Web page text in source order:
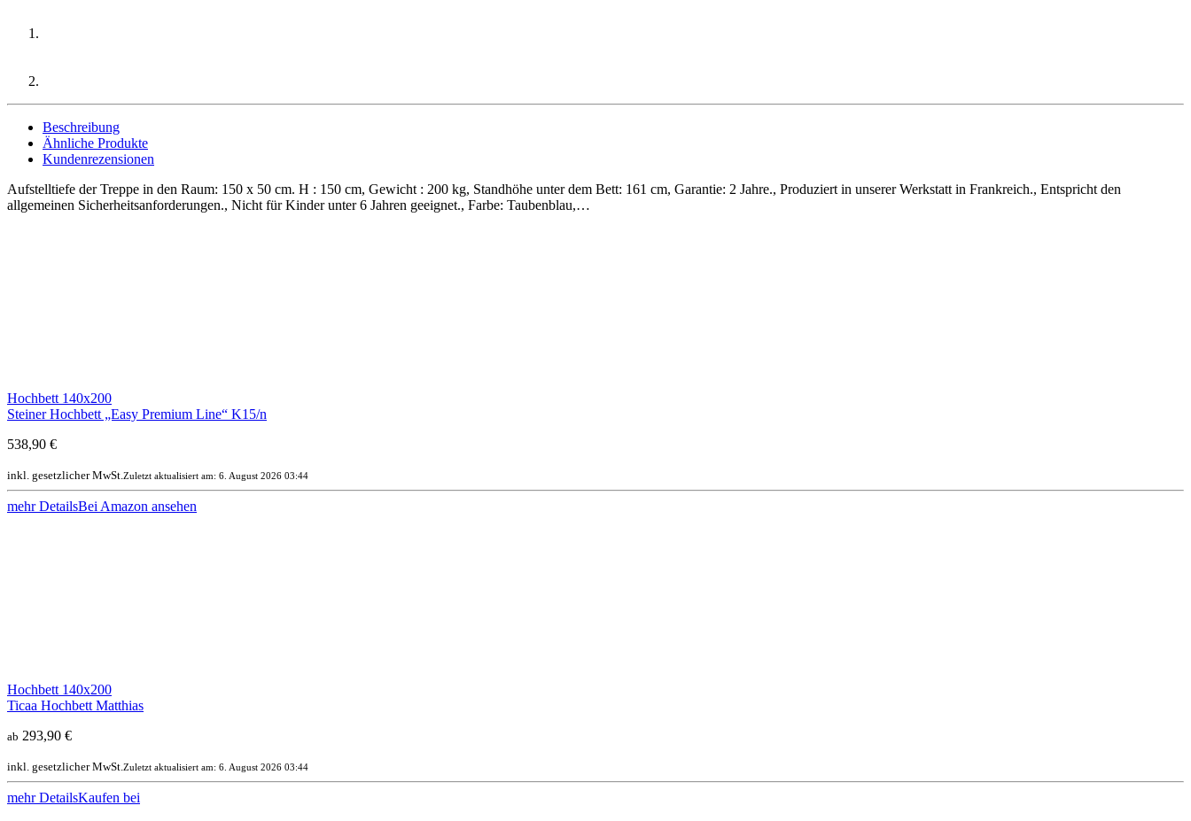
Beschreibung
Ähnliche Produkte
Kundenrezensionen
Aufstelltiefe der Treppe in den Raum: 150 x 50 cm. H : 150 cm, Gewicht : 200 kg, Standhöhe unter dem Bett: 161 cm, Garantie: 2 Jahre., Produziert in unserer Werkstatt in Frankreich., Entspricht den
allgemeinen Sicherheitsanforderungen., Nicht für Kinder unter 6 Jahren geeignet., Farbe: Taubenblau,…
Hochbett 140x200
Steiner Hochbett „Easy Premium Line“ K15/n
538,90 €
inkl. gesetzlicher MwSt. Zuletzt aktualisiert am: 6. August 2026 03:44
mehr DetailsBei Amazon ansehen
Hochbett 140x200
Ticaa Hochbett Matthias
ab 293,90 €
inkl. gesetzlicher MwSt. Zuletzt aktualisiert am: 6. August 2026 03:44
mehr DetailsKaufen bei